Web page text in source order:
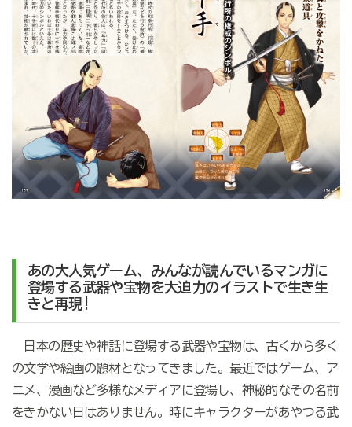
あの大人気ゲーム、みんなが読んでいるマンガに
登場する武器や宝物を大迫力のイラストで生き生
きと再現!
日本の歴史や神話に登場する武器や宝物は、古くから多く
の文学や絵画の題材となってきました。最近ではゲーム、ア
ニメ、漫画など多様なメディアに登場し、神秘的なその名前
をきかない日はありません。時にキャラクターがあやつる武